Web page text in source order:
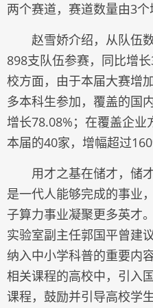
两个赛道，赛道数量由3个
赵雪娇介绍，从队伍
898支队伍参赛，同比增
校方面，由于本届大赛增
多本科生参加，覆盖的国
增长78.08%；在覆盖企
本届的40家，增幅超过
用才之基在储才，储
是一代人能够完成的事业
子算力事业凝聚更多英才
实验室副主任郭国平曾建
纳入中小学科普的重要内
相关课程的高校中，引入
课程，鼓励并引导高校学